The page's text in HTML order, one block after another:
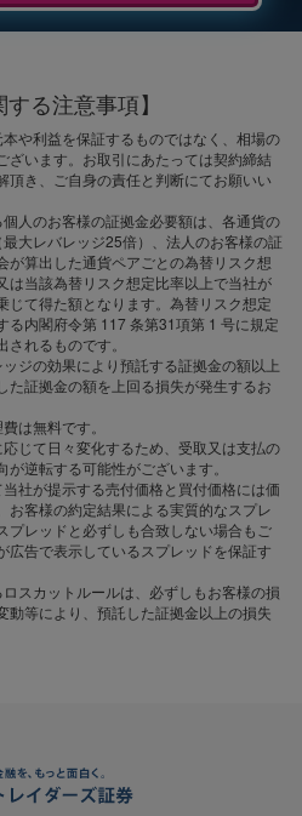
する注意事項】
や利益を保証するものではなく、相場の
ざいます。お取引にあたっては契約締結
頂き、ご自身の責任と判断にてお願いい
人のお客様の証拠金必要額は、各通貨の
大レバレッジ25倍）、法人のお客様の証
が算出した通貨ペアごとの為替リスク想
は当該為替リスク想定比率以上で当社が
じて得た額となります。為替リスク想定
る内閣府令第 117 条第31項第 1 号に規定
れるものです。
ジの効果により預託する証拠金の額以上
た証拠金の額を上回る損失が発生するお
は無料です。
じて日々変化するため、受取又は支払の
逆転する可能性がございます。
社が提示する売付価格と買付価格には価
お客様の約定結果による実質的なスプレ
プレッドと必ずしも合致しない場合もご
広告で表示しているスプレッドを保証す
スカットルールは、必ずしもお客様の損
動等により、預託した証拠金以上の損失